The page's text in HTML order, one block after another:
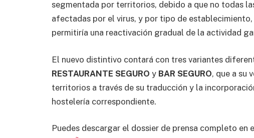
segmentada por territorios, debido a que no todas
afectadas por el virus, y por tipo de
permitiría una reactivación gradual de la actividad
El nuevo distintivo contará con tres variantes
RESTAURANTE SEGURO  y  BAR SEGURO, que a
territorios a través de su traducción y la
hostelería correspondiente.
Puedes descargar el dossier de prensa completo en